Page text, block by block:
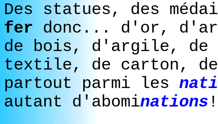
Des statues, des
fer donc... d'or,
de bois, d'argile, de
textile, de carton, de
partout parmi les
autant d'abominations !